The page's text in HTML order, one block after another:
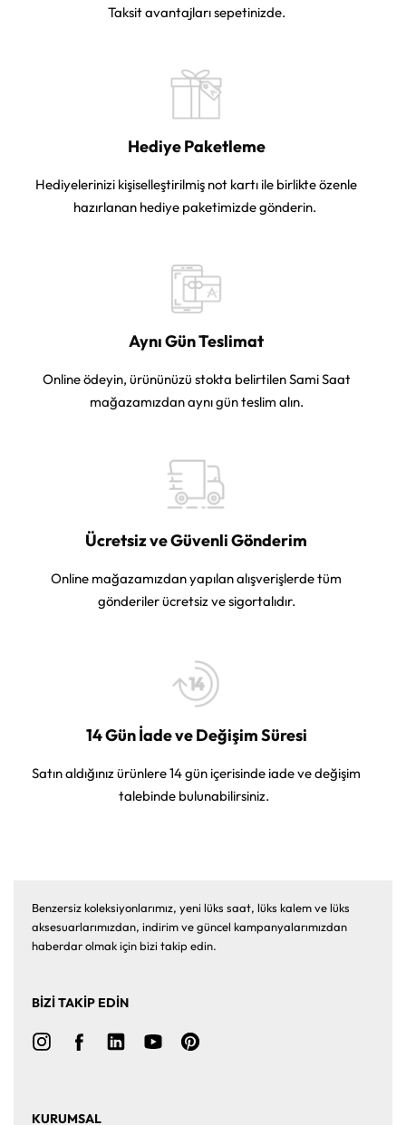
Taksit avantajları sepetinizde.
Hediye Paketleme
Hediyelerinizi kişiselleştirilmiş not kartı ile birlikte özenle
hazırlanan hediye paketimizde gönderin.
Aynı Gün Teslimat
Online ödeyin, ürününüzü stokta belirtilen Sami Saat
mağazamızdan aynı gün teslim alın.
Ücretsiz ve Güvenli Gönderim
Online mağazamızdan yapılan alışverişlerde tüm
gönderiler ücretsiz ve sigortalıdır.
14 Gün İade ve Değişim Süresi
Satın aldığınız ürünlere 14 gün içerisinde iade ve değişim
talebinde bulunabilirsiniz.
Benzersiz koleksiyonlarımız, yeni lüks saat, lüks kalem ve lüks
aksesuarlarımızdan, indirim ve güncel kampanyalarımızdan
haberdar olmak için bizi takip edin.
BİZİ TAKİP EDİN
KURUMSAL